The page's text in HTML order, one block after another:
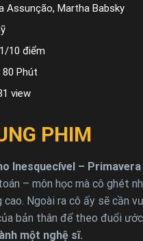
Assunção, Martha Babsky
10 điểm
80 Phút
view
PHIM
Inesquecível – Primavera
– môn học mà cô ghét
cao. Ngoài ra cô ấy sẽ cần
bản thân để theo đuổi
một nghệ sĩ.